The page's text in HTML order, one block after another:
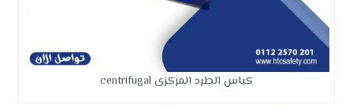
كباس الطرد المركزى centrifugal